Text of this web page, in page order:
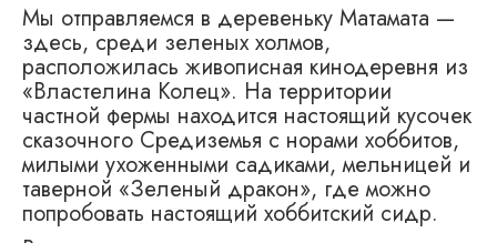
Мы отправляемся в деревеньку Матамата —
здесь, среди зеленых холмов,
расположилась живописная кинодеревня из
«Властелина Колец». На территории
частной фермы находится настоящий кусочек
сказочного Средиземья с норами хоббитов,
милыми ухоженными садиками, мельницей и
таверной «Зеленый дракон», где можно
попробовать настоящий хоббитский сидр.